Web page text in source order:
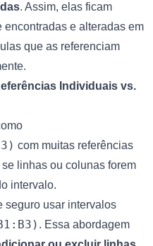
. Assim, elas ficam
e alteradas em
que as referenciam
Individuais vs.
com muitas referências
linhas ou colunas forem
intervalo.
seguro usar intervalos
. Essa abordagem